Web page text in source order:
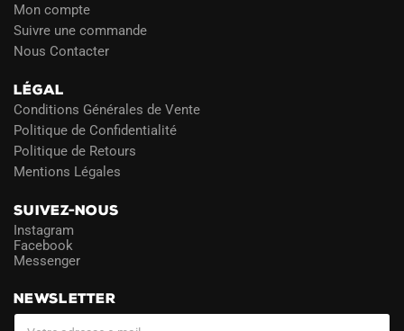
Mon compte
Suivre une commande
Nous Contacter
LÉGAL
Conditions Générales de Vente
Politique de Confidentialité
Politique de Retours
Mentions Légales
SUIVEZ-NOUS
Instagram
Facebook
Messenger
NEWSLETTER